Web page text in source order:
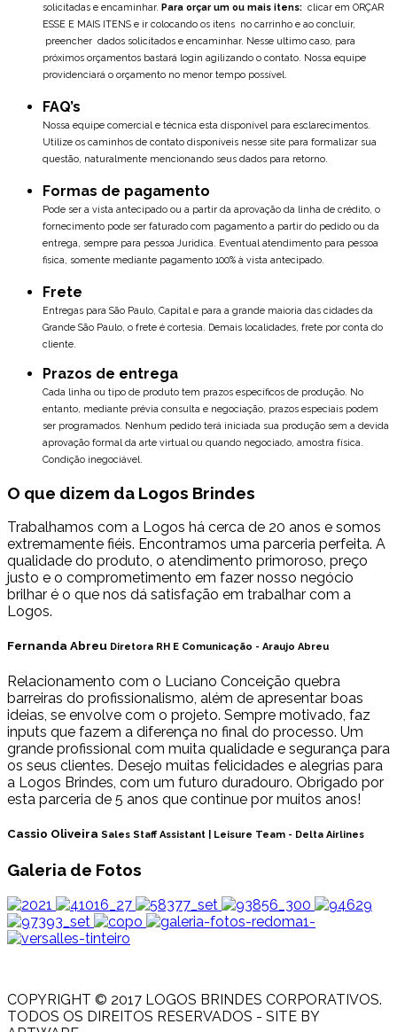
solicitadas e encaminhar. Para orçar um ou mais itens: clicar em ORÇAR
ESSE E MAIS ITENS e ir colocando os itens no carrinho e ao concluir,
preencher dados solicitados e encaminhar. Nesse ultimo caso, para
próximos orçamentos bastará login agilizando o contato. Nossa equipe
providenciará o orçamento no menor tempo possível.
FAQ’s
Nossa equipe comercial e técnica esta disponível para esclarecimentos.
Utilize os caminhos de contato disponíveis nesse site para formalizar sua
questão, naturalmente mencionando seus dados para retorno.
Formas de pagamento
Pode ser a vista antecipado ou a partir da aprovação da linha de crédito, o
fornecimento pode ser faturado com pagamento a partir do pedido ou da
entrega, sempre para pessoa Juridica. Eventual atendimento para pessoa
fisica, somente mediante pagamento 100% à vista antecipado.
Frete
Entregas para São Paulo, Capital e para a grande maioria das cidades da
Grande São Paulo, o frete é cortesia. Demais localidades, frete por conta do
cliente.
Prazos de entrega
Cada linha ou tipo de produto tem prazos específicos de produção. No
entanto, mediante prévia consulta e negociação, prazos especiais podem
ser programados. Nenhum pedido terá iniciada sua produção sem a devida
aprovação formal da arte virtual ou quando negociado, amostra física.
Condição inegociável.
O que dizem da Logos Brindes
Trabalhamos com a Logos há cerca de 20 anos e somos
extremamente fiéis. Encontramos uma parceria perfeita. A
qualidade do produto, o atendimento primoroso, preço
justo e o comprometimento em fazer nosso negócio
brilhar é o que nos dá satisfação em trabalhar com a
Logos.
Fernanda Abreu Diretora RH E Comunicação - Araujo Abreu
Relacionamento com o Luciano Conceição quebra
barreiras do profissionalismo, além de apresentar boas
ideias, se envolve com o projeto. Sempre motivado, faz
inputs que fazem a diferença no final do processo. Um
grande profissional com muita qualidade e segurança para
os seus clientes. Desejo muitas felicidades e alegrias para
a Logos Brindes, com um futuro duradouro. Obrigado por
esta parceria de 5 anos que continue por muitos anos!
Cassio Oliveira Sales Staff Assistant | Leisure Team - Delta Airlines
Galeria de Fotos
COPYRIGHT © 2017 LOGOS BRINDES CORPORATIVOS.
TODOS OS DIREITOS RESERVADOS - SITE BY